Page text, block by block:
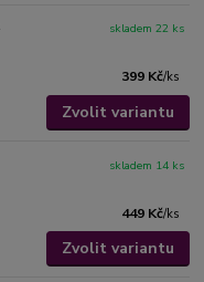
399 Kč/ks
skladem 22 ks
Zvolit variantu
449 Kč/ks
skladem 14 ks
Zvolit variantu